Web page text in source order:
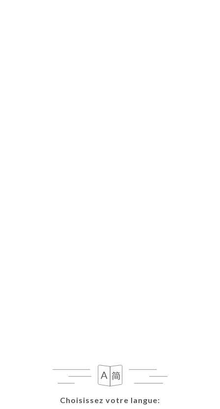
Choisissez votre langue:
Choisissez votre langue: